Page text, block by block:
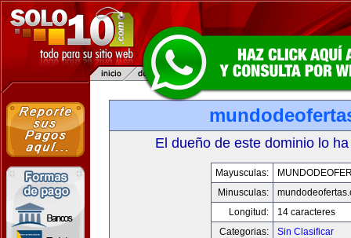
El dueño de este dominio lo
Mayusculas:
Minusculas:
Longitud:
14 caracteres
Categorias:
Sin Clasificar